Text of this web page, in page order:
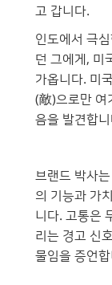
고 갑니다.
인도에서 극
던 그에게, 미
가옵니다. 미
(敵)으로만 여
음을 발견합
브랜드 박사
의 기능과 가
니다. 고통은
리는 경고 신
물임을 증언